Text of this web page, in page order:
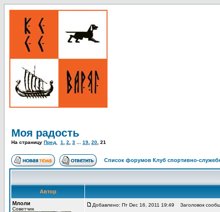
Моя радость
На страницу Пред. 1 2 3 19 20 21
Список форумов Клуб спортивно-
Автор
Млоли
Советчик
Добавлено: Пт Dec 16, 2011 19:49 Заголовок